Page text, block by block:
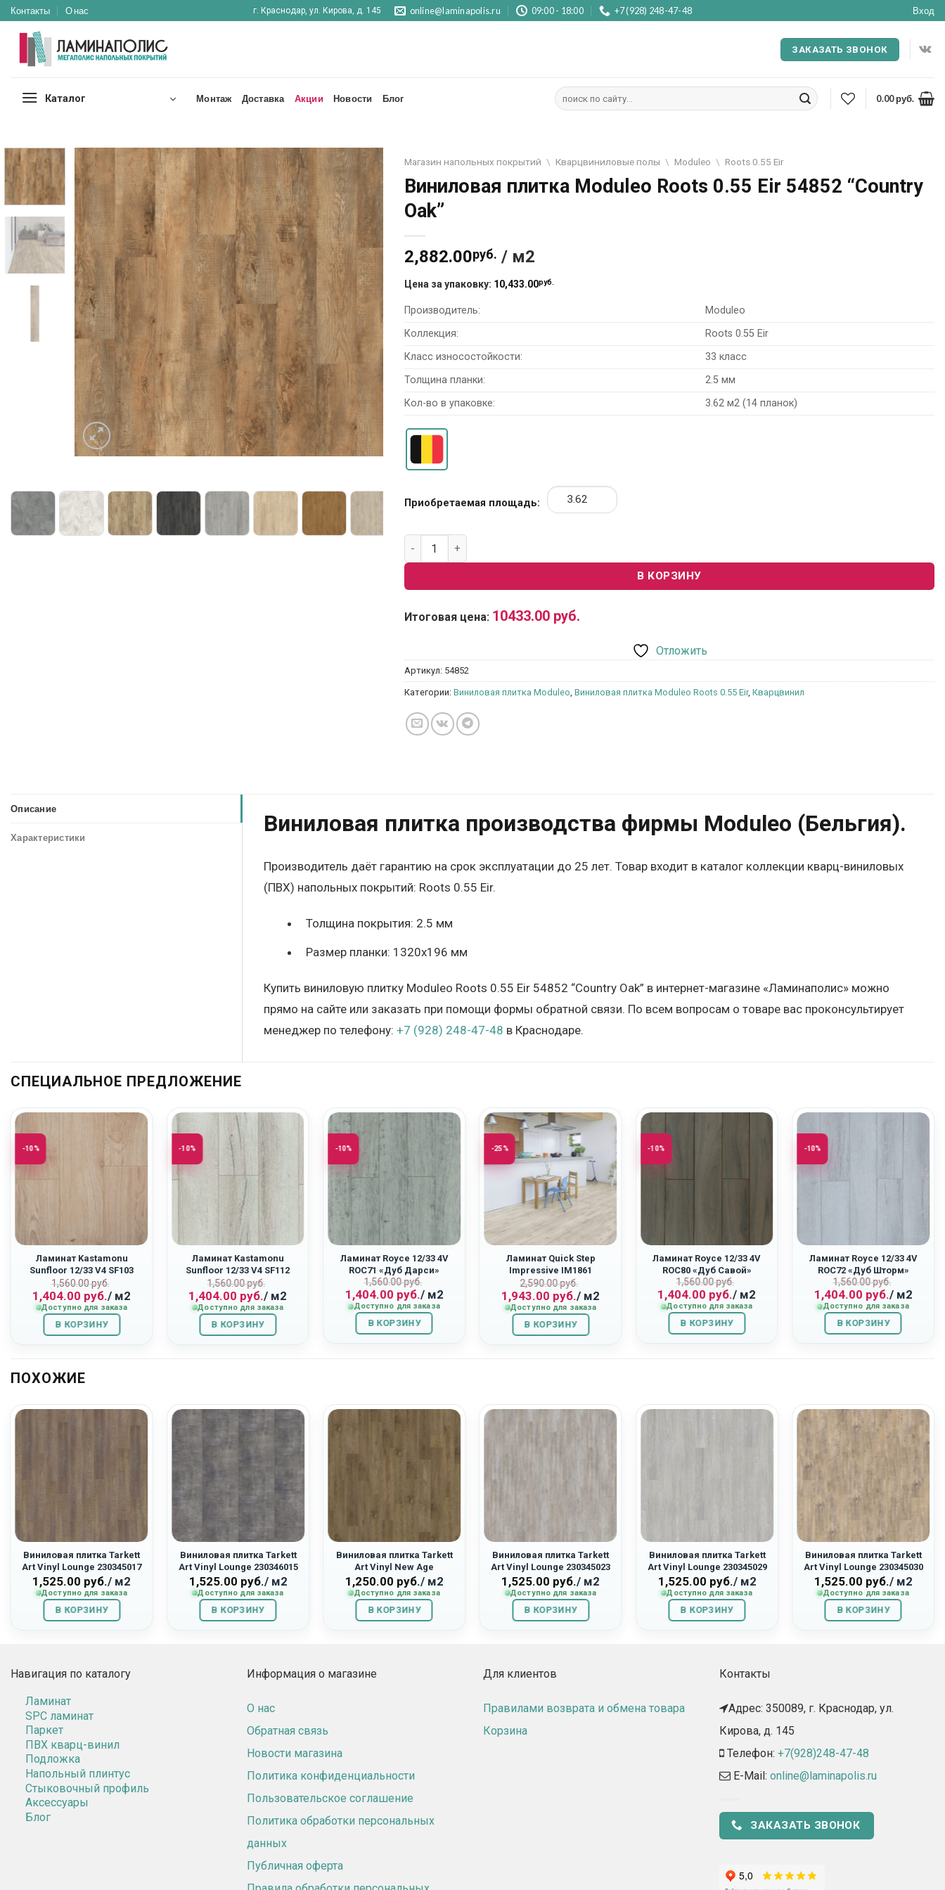
Skip
to
content
Контакты О нас г. Краснодар, ул. Кирова, д. 145 online@laminapolis.ru 09:00 - 18:00 +7 (928) 248-47-48 Вход
ЗАКАЗАТЬ ЗВОНОК
Каталог Монтаж Доставка Акции Новости Блог
Искать:
0.00руб.
Отложить
Магазин напольных покрытий \ Кварцвиниловые полы \ Moduleo \ Roots 0.55 Eir
Виниловая плитка Moduleo Roots 0.55 Eir 54852 “Country
Oak”
2,882.00руб. / м2
Цена за упаковку: 10,433.00руб.
Производитель:
Moduleo
Коллекция:
Roots 0.55 Eir
Класс износостойкости:
33 класс
Толщина планки:
2.5 мм
Кол-во в упаковке:
3.62 м2 (14 планок)
Приобретаемая площадь:
Количество товара Виниловая плитка Moduleo Roots 0.55 Eir 54852 “Country Oak”
В КОРЗИНУ
Итоговая цена: 10433.00 руб.
Отложить
Артикул: 54852
Категории: Виниловая плитка Moduleo Виниловая плитка Moduleo Roots 0.55 Eir, Кварцвинил
Описание
Характеристики
Виниловая плитка производства фирмы Moduleo (Бельгия).
Производитель даёт гарантию на срок эксплуатации до 25 лет. Товар входит в каталог коллекции кварц-виниловых
(ПВХ) напольных покрытий: Roots 0.55 Eir.
Толщина покрытия: 2.5 мм
Размер планки: 1320х196 мм
Купить виниловую плитку Moduleo Roots 0.55 Eir 54852 “Country Oak” в интернет-магазине «Ламинаполис» можно
прямо на сайте или заказать при помощи формы обратной связи. По всем вопросам о товаре вас проконсультирует
менеджер по телефону: +7 (928) 248-47-48 в Краснодаре.
СПЕЦИАЛЬНОЕ ПРЕДЛОЖЕНИЕ
-10%
Ламинат Kastamonu
Sunfloor 12/33 V4 SF103
«Дуб Родос»
1,560.00руб.
Первоначальная
цена
составляла
1,560.00
руб..
1,404.00 руб.
Текущая
цена:
1,404.00
руб..
/ м2
Доступно для заказа
В КОРЗИНУ
-10%
Ламинат Kastamonu
Sunfloor 12/33 V4 SF112
«Дуб Ривьера»
1,560.00руб.
Первоначальная
цена
составляла
1,560.00
руб..
1,404.00 руб.
Текущая
цена:
1,404.00
руб..
/ м2
Доступно для заказа
В КОРЗИНУ
-10%
Ламинат Royce 12/33 4V
ROC71 «Дуб Дарси»
1,560.00руб.
Первоначальная
цена
составляла
1,560.00
руб..
1,404.00 руб.
Текущая
цена:
1,404.00
руб..
/ м2
Доступно для заказа
В КОРЗИНУ
-25%
Ламинат Quick Step
Impressive IM1861
«Светло-Серый Бетон»
2,590.00руб.
Первоначальная
цена
составляла
2,590.00
руб..
1,943.00 руб.
Текущая
цена:
1,943.00
руб..
/ м2
Доступно для заказа
В КОРЗИНУ
-10%
Ламинат Royce 12/33 4V
ROC80 «Дуб Савой»
1,560.00руб.
Первоначальная
цена
составляла
1,560.00
руб..
1,404.00 руб.
Текущая
цена:
1,404.00
руб..
/ м2
Доступно для заказа
В КОРЗИНУ
-10%
Ламинат Royce 12/33 4V
ROC72 «Дуб Шторм»
1,560.00руб.
цена
составляла
1,560.00
руб..
1,404.00 руб.
Текущая
цена:
1,404.00
руб..
/ м2
Доступно для заказа
В КОРЗИНУ
ПОХОЖИЕ
Виниловая плитка Tarkett
Art Vinyl Lounge 230345017
«Buddha»
1,525.00 руб./ м2
Доступно для заказа
В КОРЗИНУ
Виниловая плитка Tarkett
Art Vinyl Lounge 230346015
«Concrete»
1,525.00 руб./ м2
Доступно для заказа
В КОРЗИНУ
Виниловая плитка Tarkett
Art Vinyl New Age
230179008 «Orto»
1,250.00 руб./ м2
Доступно для заказа
В КОРЗИНУ
Виниловая плитка Tarkett
Art Vinyl Lounge 230345023
«Moby»
1,525.00 руб./ м2
Доступно для заказа
В КОРЗИНУ
Виниловая плитка Tarkett
Art Vinyl Lounge 230345029
«Studio»
1,525.00 руб./ м2
Доступно для заказа
В КОРЗИНУ
Виниловая плитка Tarkett
Art Vinyl Lounge 230345030
«Woody»
1,525.00 руб./ м2
Доступно для заказа
В КОРЗИНУ
Навигация по каталогу
Ламинат
SPC ламинат
Паркет
ПВХ кварц-винил
Подложка
Напольный плинтус
Стыковочный профиль
Аксессуары
Блог
Информация о магазине
О нас
Обратная связь
Новости магазина
Политика конфиденциальности
Пользовательское соглашение
Политика обработки персональных
данных
Публичная оферта
Для клиентов
Правилами возврата и обмена товара
Корзина
Контакты
Адрес: 350089, г. Краснодар, ул.
Кирова, д. 145​
Телефон: +7(928)248-47-48
E-Mail: online@laminapolis.ru
ЗАКАЗАТЬ ЗВОНОК